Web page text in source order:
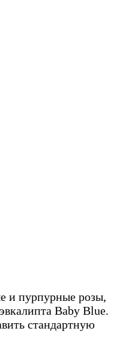
и пурпурные розы,
Baby Blue.
стандартную